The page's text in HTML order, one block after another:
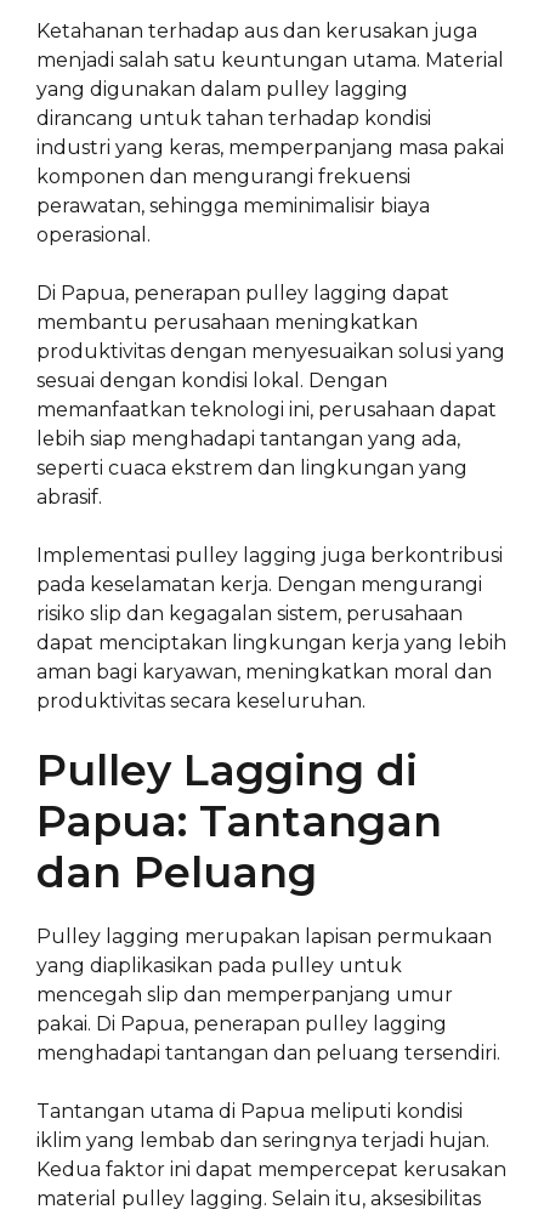
Ketahanan terhadap aus dan kerusakan juga
menjadi salah satu keuntungan utama. Material
yang digunakan dalam pulley lagging
dirancang untuk tahan terhadap kondisi
industri yang keras, memperpanjang masa pakai
komponen dan mengurangi frekuensi
perawatan, sehingga meminimalisir biaya
operasional.
Di Papua, penerapan pulley lagging dapat
membantu perusahaan meningkatkan
produktivitas dengan menyesuaikan solusi yang
sesuai dengan kondisi lokal. Dengan
memanfaatkan teknologi ini, perusahaan dapat
lebih siap menghadapi tantangan yang ada,
seperti cuaca ekstrem dan lingkungan yang
abrasif.
Implementasi pulley lagging juga berkontribusi
pada keselamatan kerja. Dengan mengurangi
risiko slip dan kegagalan sistem, perusahaan
dapat menciptakan lingkungan kerja yang lebih
aman bagi karyawan, meningkatkan moral dan
produktivitas secara keseluruhan.
Pulley Lagging di
Papua: Tantangan
dan Peluang
Pulley lagging merupakan lapisan permukaan
yang diaplikasikan pada pulley untuk
mencegah slip dan memperpanjang umur
pakai. Di Papua, penerapan pulley lagging
menghadapi tantangan dan peluang tersendiri.
Tantangan utama di Papua meliputi kondisi
iklim yang lembab dan seringnya terjadi hujan.
Kedua faktor ini dapat mempercepat kerusakan
material pulley lagging. Selain itu, aksesibilitas